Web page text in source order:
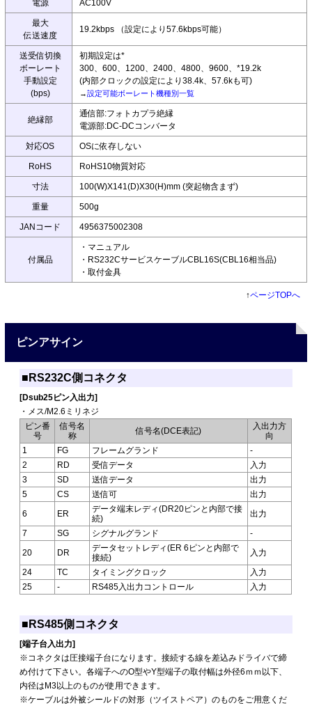
電源 AC100V
最大
伝送速度
19.2kbps （設定により57.6kbps可能）
送受信切換
ボーレート
手動設定
(bps)
初期設定は*
300、600、1200、2400、4800、9600、*19.2k
(内部クロックの設定により38.4k、57.6kも可)
→設定可能ボーレート機種別一覧
絶縁部
通信部:フォトカプラ絶縁
電源部:DC-DCコンバータ
対応OS OSに依存しない
RoHS RoHS10物質対応
寸法 100(W)X141(D)X30(H)mm (突起物含まず)
重量 500g
JANコード 4956375002308
付属品
・マニュアル
・RS232CサービスケーブルCBL16S(CBL16相当品)
・取付金具
↑ページTOPへ
ピンアサイン
■RS232C側コネクタ
[Dsub25ピン入出力]
・メス/M2.6ミリネジ
ピン番
号
信号名
称
信号名(DCE表記)
入出力方
向
1
FG フレームグランド
-
2
RD 受信データ
入力
3
SD 送信データ
出力
5
CS 送信可
出力
6
ER
データ端末レディ(DR20ピンと内部で接
続)
出力
7
SG シグナルグランド
-
20
DR
データセットレディ(ER 6ピンと内部で
接続)
入力
24
TC タイミングクロック
入力
25
- RS485入出力コントロール 入力
■RS485側コネクタ
[端子台入出力]
※コネクタは圧接端子台になります。接続する線を差込みドライバで締
め付けて下さい。各端子へのO型やY型端子の取付幅は外径6ｍｍ以下、
内径はM3以上のものが使用できます。
※ケーブルは外被シールドの対形（ツイストペア）のものをご用意くだ